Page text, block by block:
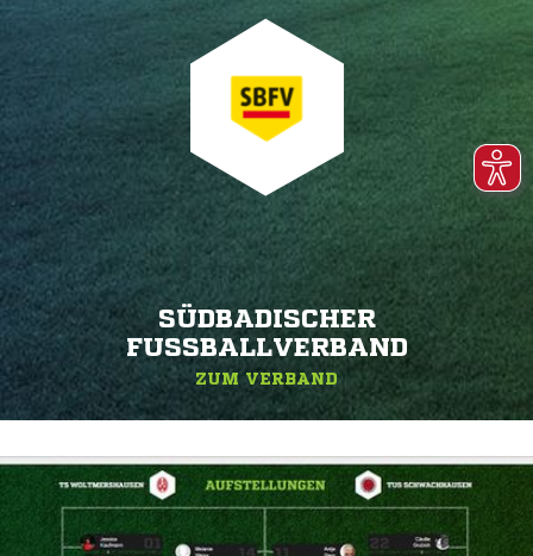
SÜDBADISCHER
FUSSBALLVERBAND
ZUM VERBAND